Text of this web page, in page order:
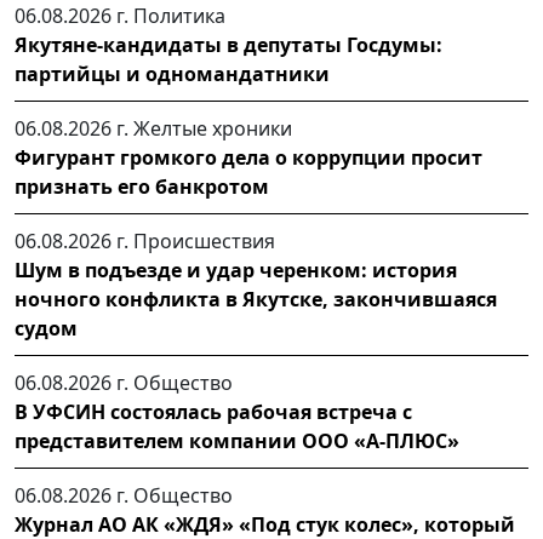
06.08.2026 г. Политика
Якутяне-кандидаты в депутаты Госдумы:
партийцы и одномандатники
06.08.2026 г. Желтые хроники
Фигурант громкого дела о коррупции просит
признать его банкротом
06.08.2026 г. Происшествия
Шум в подъезде и удар черенком: история
ночного конфликта в Якутске, закончившаяся
судом
06.08.2026 г. Общество
В УФСИН состоялась рабочая встреча с
представителем компании ООО «А-ПЛЮС»
06.08.2026 г. Общество
Журнал АО АК «ЖДЯ» «Под стук колес», который